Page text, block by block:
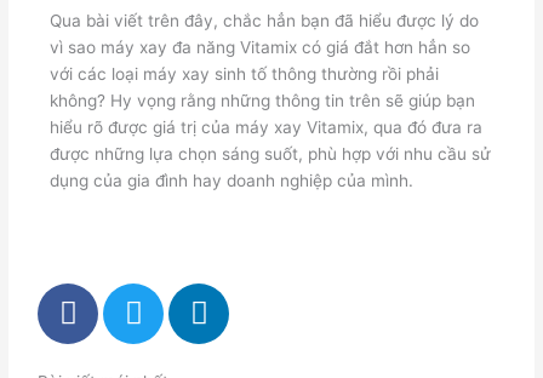
Qua bài viết trên đây, chắc hẳn bạn đã hiểu được lý do
vì sao máy xay đa năng Vitamix có giá đắt hơn hẳn so
với các loại máy xay sinh tố thông thường rồi phải
không? Hy vọng rằng những thông tin trên sẽ giúp bạn
hiểu rõ được giá trị của máy xay Vitamix, qua đó đưa ra
được những lựa chọn sáng suốt, phù hợp với nhu cầu sử
dụng của gia đình hay doanh nghiệp của mình.
F
a
T
w
L
i